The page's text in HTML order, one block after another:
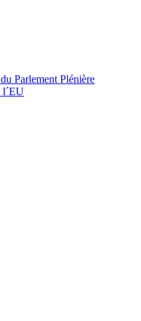
Parlement Plénière
l´EU